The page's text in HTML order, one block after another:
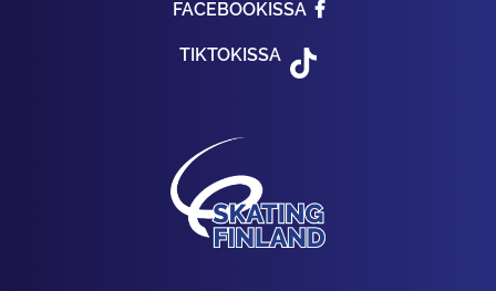
FACEBOOKISSA
TIKTOKISSA